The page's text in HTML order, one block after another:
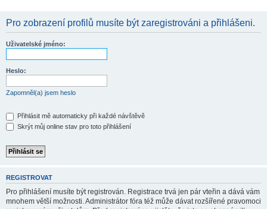
Pro zobrazení profilů musíte být zaregistrováni a přihlášeni.
Uživatelské jméno:
Heslo:
Zapomněl(a) jsem heslo
Přihlásit mě automaticky při každé návštěvě
Skrýt můj online stav pro toto přihlášení
REGISTROVAT
Pro přihlášení musíte být registrován. Registrace trvá jen pár vteřin a dává vám
mnohem větší možnosti. Administrátor fóra též může dávat rozšířené pravomoci